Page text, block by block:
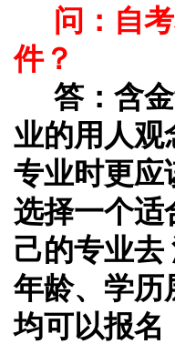
问：自
件？
答： 含
业的用人观
专业时更应
选择一个适
己的专业去
年龄、学历
均可以报名